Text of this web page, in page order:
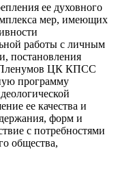
ее духовного
мер, имеющих
работы с личным
постановления
Пленумов ЦК КПСС
программу
ее качества и
форм и
с потребностями
общества,